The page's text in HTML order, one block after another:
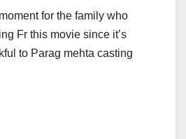
for the family who
Fr this movie since it’s
to Parag mehta casting